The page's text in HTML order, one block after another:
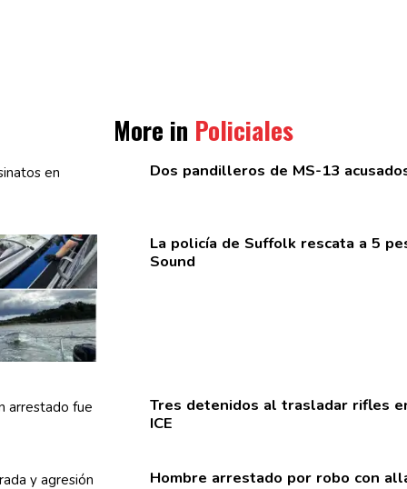
More in Policiales
Dos pandilleros de MS-13
La policía de Suffolk rescata a 5
Sound
Tres detenidos al trasladar rifles
ICE
Hombre arrestado por robo con